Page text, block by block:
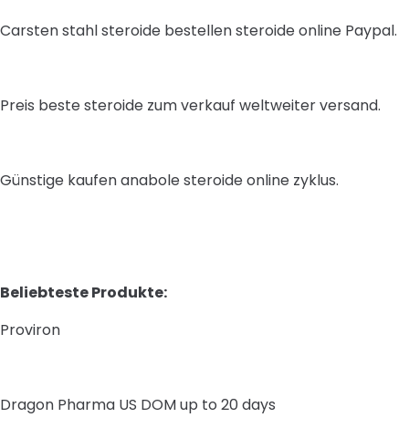
Carsten stahl steroide bestellen steroide online Paypal.
Preis beste steroide zum verkauf weltweiter versand.
Günstige kaufen anabole steroide online zyklus.
Beliebteste Produkte:
Proviron
Dragon Pharma US DOM up to 20 days